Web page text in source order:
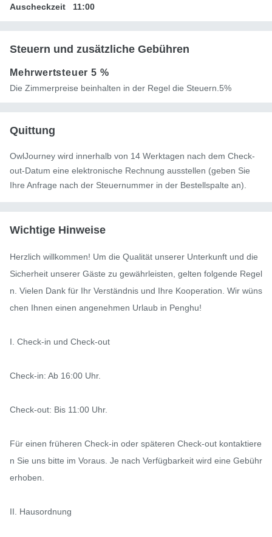
Auscheckzeit 11:00
Steuern und zusätzliche Gebühren
Mehrwertsteuer5 %
Die Zimmerpreise beinhalten in der Regel die Steuern.5%
Quittung
OwlJourney wird innerhalb von 14 Werktagen nach dem Check-
out-Datum eine elektronische Rechnung ausstellen (geben Sie
Ihre Anfrage nach der Steuernummer in der Bestellspalte an).
Wichtige Hinweise
Herzlich willkommen! Um die Qualität unserer Unterkunft und die
Sicherheit unserer Gäste zu gewährleisten, gelten folgende Regel
n. Vielen Dank für Ihr Verständnis und Ihre Kooperation. Wir wüns
chen Ihnen einen angenehmen Urlaub in Penghu!
I. Check-in und Check-out
Check-in: Ab 16:00 Uhr.
Check-out: Bis 11:00 Uhr.
Für einen früheren Check-in oder späteren Check-out kontaktiere
n Sie uns bitte im Voraus. Je nach Verfügbarkeit wird eine Gebühr
erhoben.
II. Hausordnung